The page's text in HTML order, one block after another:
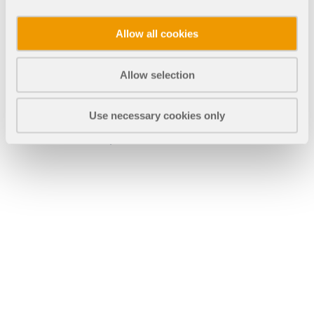
Allow all cookies
Allow selection
Use necessary cookies only
Mia: ИИ помощник